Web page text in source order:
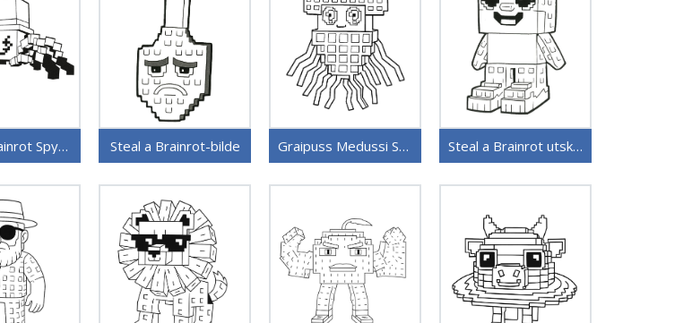
Steal a Brainrot SpyderSammy Steal a Brainrot-bilde Graipuss Medussi Steal a Brainrot Steal a Brainrot utskrivbar